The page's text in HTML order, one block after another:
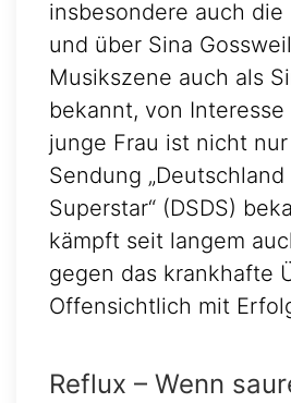
insbesondere auch die
und über Sina
Musikszene auch als
bekannt, von Interesse
junge Frau ist nicht
Sendung
Superstar“ (DSDS)
kämpft seit langem
gegen das krankhafte
Offensichtlich mit
Reflux – Wenn